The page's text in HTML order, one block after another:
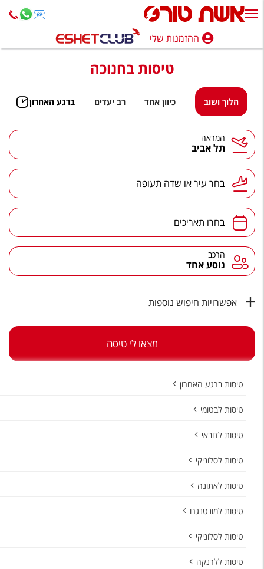
ההזמנות שלי
חופשה לפי סגנון
מלונות באילת
טיולים מאורגנים
חבילות נופש
הרגע האחרון
חבילות בריאות וספא
טיסות לחו"ל
מגזין אשת
נגישות
ההזמנות שלי
טיסות בחנוכה
הלוך ושוב כיוון אחד רב יעדים ברגע האחרון
המראה
תל אביב
בחר עיר או שדה תעופה
בחרו תאריכים
הרכב
נוסע אחד
אפשרויות חיפוש נוספות
מצאו לי טיסה
טיסות ברגע האחרון
טיסות לבטומי
טיסות לדובאי
טיסות לסלוניקי
טיסות לאתונה
טיסות למונטנגרו
טיסות לסלוניקי
טיסות ללרנקה